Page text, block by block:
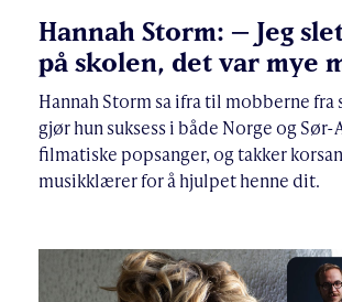
Hannah Storm: – Jeg
på skolen, det var mye
Hannah Storm sa ifra til mobberne fra
gjør hun suksess i både Norge og
filmatiske popsanger, og takker
musikklærer for å hjulpet henne dit.